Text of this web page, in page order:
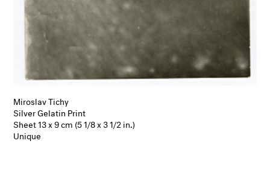
Miroslav Tichy
Silver Gelatin Print
Sheet 13 x 9 cm (5 1/8 x 3 1/2 in.)
Unique